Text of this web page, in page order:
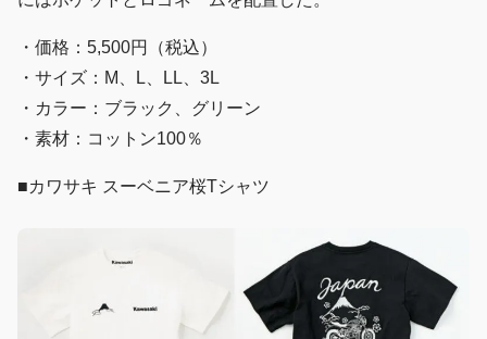
・価格：5,500円（税込）
・サイズ：M、L、LL、3L
・カラー：ブラック、グリーン
・素材：コットン100％
■カワサキ スーベニア桜Tシャツ